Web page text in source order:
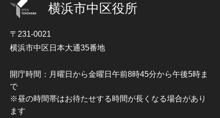
横浜市中区役所
〒231-0021
横浜市中区日本大通35番地
開庁時間：月曜日から金曜日午前8時45分から午後5時ま
で
※昼の時間帯はお待たせする時間が長くなる場合があり
ます